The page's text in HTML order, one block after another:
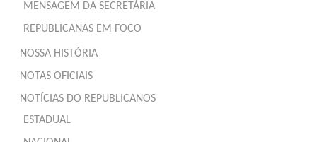
MENSAGEM DA SECRETÁRIA
REPUBLICANAS EM FOCO
NOSSA HISTÓRIA
NOTAS OFICIAIS
NOTÍCIAS DO REPUBLICANOS
ESTADUAL